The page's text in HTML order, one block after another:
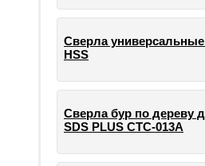
Сверла
HSS
Cверла бур по дереву
SDS PLUS СТС-013А